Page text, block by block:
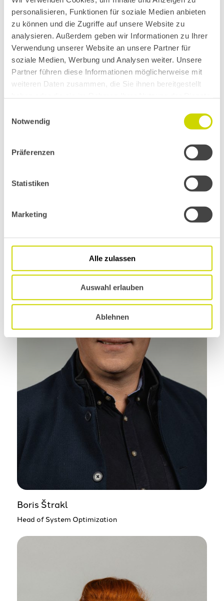
personalisieren, Funktionen für soziale Medien anbieten
zu können und die Zugriffe auf unsere Website zu
analysieren. Außerdem geben wir Informationen zu Ihrer
Verwendung unserer Website an unsere Partner für
soziale Medien, Werbung und Analysen weiter. Unsere
Partner führen diese Informationen möglicherweise mit
weiteren Daten zusammen, die Sie ihnen bereitgestellt
Notwendig
Präferenzen
Statistiken
Marketing
Alle zulassen
Auswahl erlauben
Ablehnen
Head of Research and Development
Boris Štrakl
Head of System Optimization